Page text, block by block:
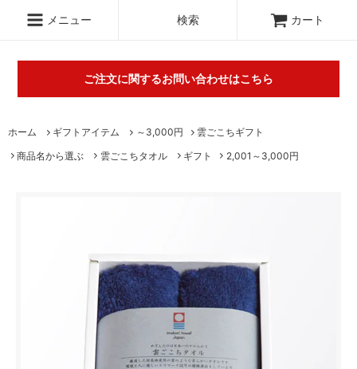
ご注文に関するお問い合わせはこちら
関するご不明な点は（
＞お問い合わせフォーム ）にてご連絡お願
いします。※電話対応は行っておりません。
メニュー 検索 カート
ホーム ギフトアイテム ～3,000円
雲ごこちギフト
商品名から選ぶ
雲ごこちタオル ギフト 2,001～3,000円